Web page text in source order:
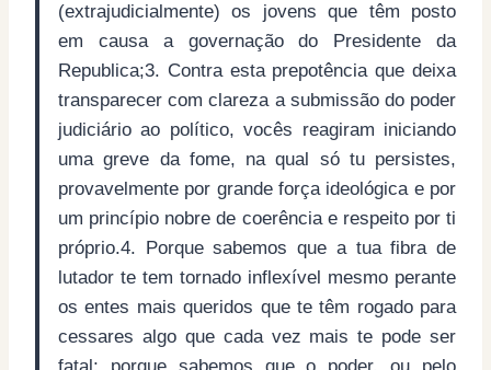
(extrajudicialmente) os jovens que têm posto
em causa a governação do Presidente da
Republica;3. Contra esta prepotência que deixa
transparecer com clareza a submissão do poder
judiciário ao político, vocês reagiram iniciando
uma greve da fome, na qual só tu persistes,
provavelmente por grande força ideológica e por
um princípio nobre de coerência e respeito por ti
próprio.4. Porque sabemos que a tua fibra de
lutador te tem tornado inflexível mesmo perante
os entes mais queridos que te têm rogado para
cessares algo que cada vez mais te pode ser